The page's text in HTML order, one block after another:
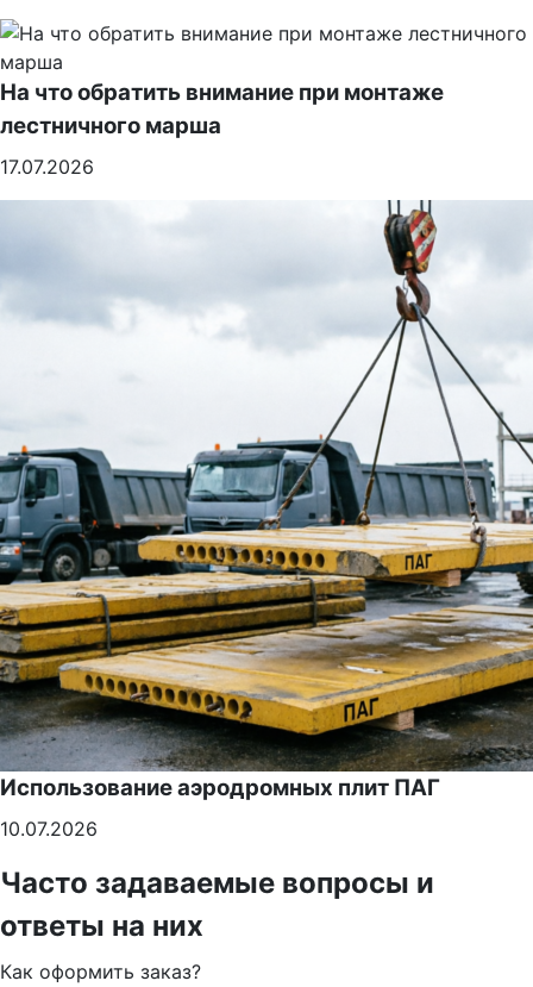
На что обратить внимание при монтаже
лестничного марша
17.07.2026
Использование аэродромных плит ПАГ
10.07.2026
Часто задаваемые вопросы и
ответы на них
Как оформить заказ?